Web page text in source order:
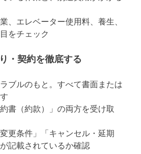
、エレベーター使用料、養生、
をチェック
・契約を徹底する
ブルのもと。すべて書面または
書（約款）」の両方を受け取
更条件」「キャンセル・延期
記載されているか確認